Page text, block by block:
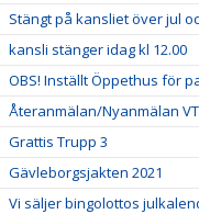
Stängt på kansliet över jul
kansli stänger idag kl 12.00
OBS! Inställt Öppethus för
Återanmälan/Nyanmälan
Grattis Trupp 3
Gävleborgsjakten 2021
Vi säljer bingolottos